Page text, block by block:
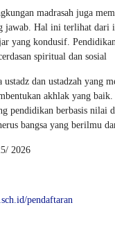
madrasah juga
jawab. Hal ini terlihat dari
yang kondusif.
spiritual dan sosial
dan ustadzah yang
akhlak yang
pendidikan berbasis nilai
bangsa yang berilmu
2026
pendaftaran